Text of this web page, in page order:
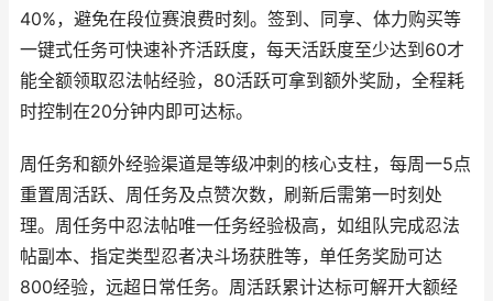
40%，避免在段位赛浪费时刻。签到、同享、体力购买等
一键式任务可快速补齐活跃度，每天活跃度至少达到60才
能全额领取忍法帖经验，80活跃可拿到额外奖励，全程耗
时控制在20分钟内即可达标。
周任务和额外经验渠道是等级冲刺的核心支柱，每周一5点
重置周活跃、周任务及点赞次数，刷新后需第一时刻处
理。周任务中忍法帖唯一任务经验极高，如组队完成忍法
帖副本、指定类型忍者决斗场获胜等，单任务奖励可达
800经验，远超日常任务。周活跃累计达标可解开大额经